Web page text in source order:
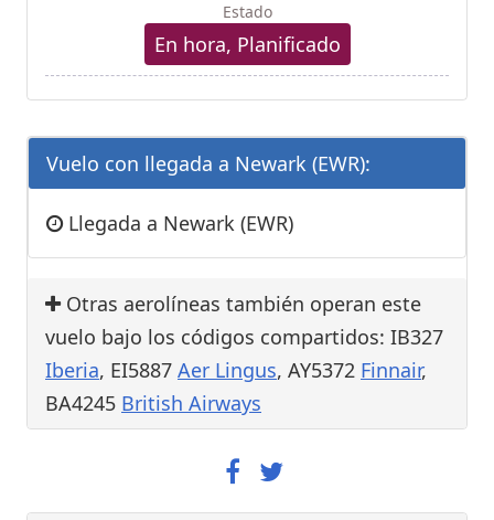
Estado
En hora, Planificado
Vuelo con llegada a Newark (EWR):
Llegada a Newark (EWR)
Otras aerolíneas también operan este
vuelo bajo los códigos compartidos: IB327
Iberia, EI5887 Aer Lingus, AY5372 Finnair,
BA4245 British Airways